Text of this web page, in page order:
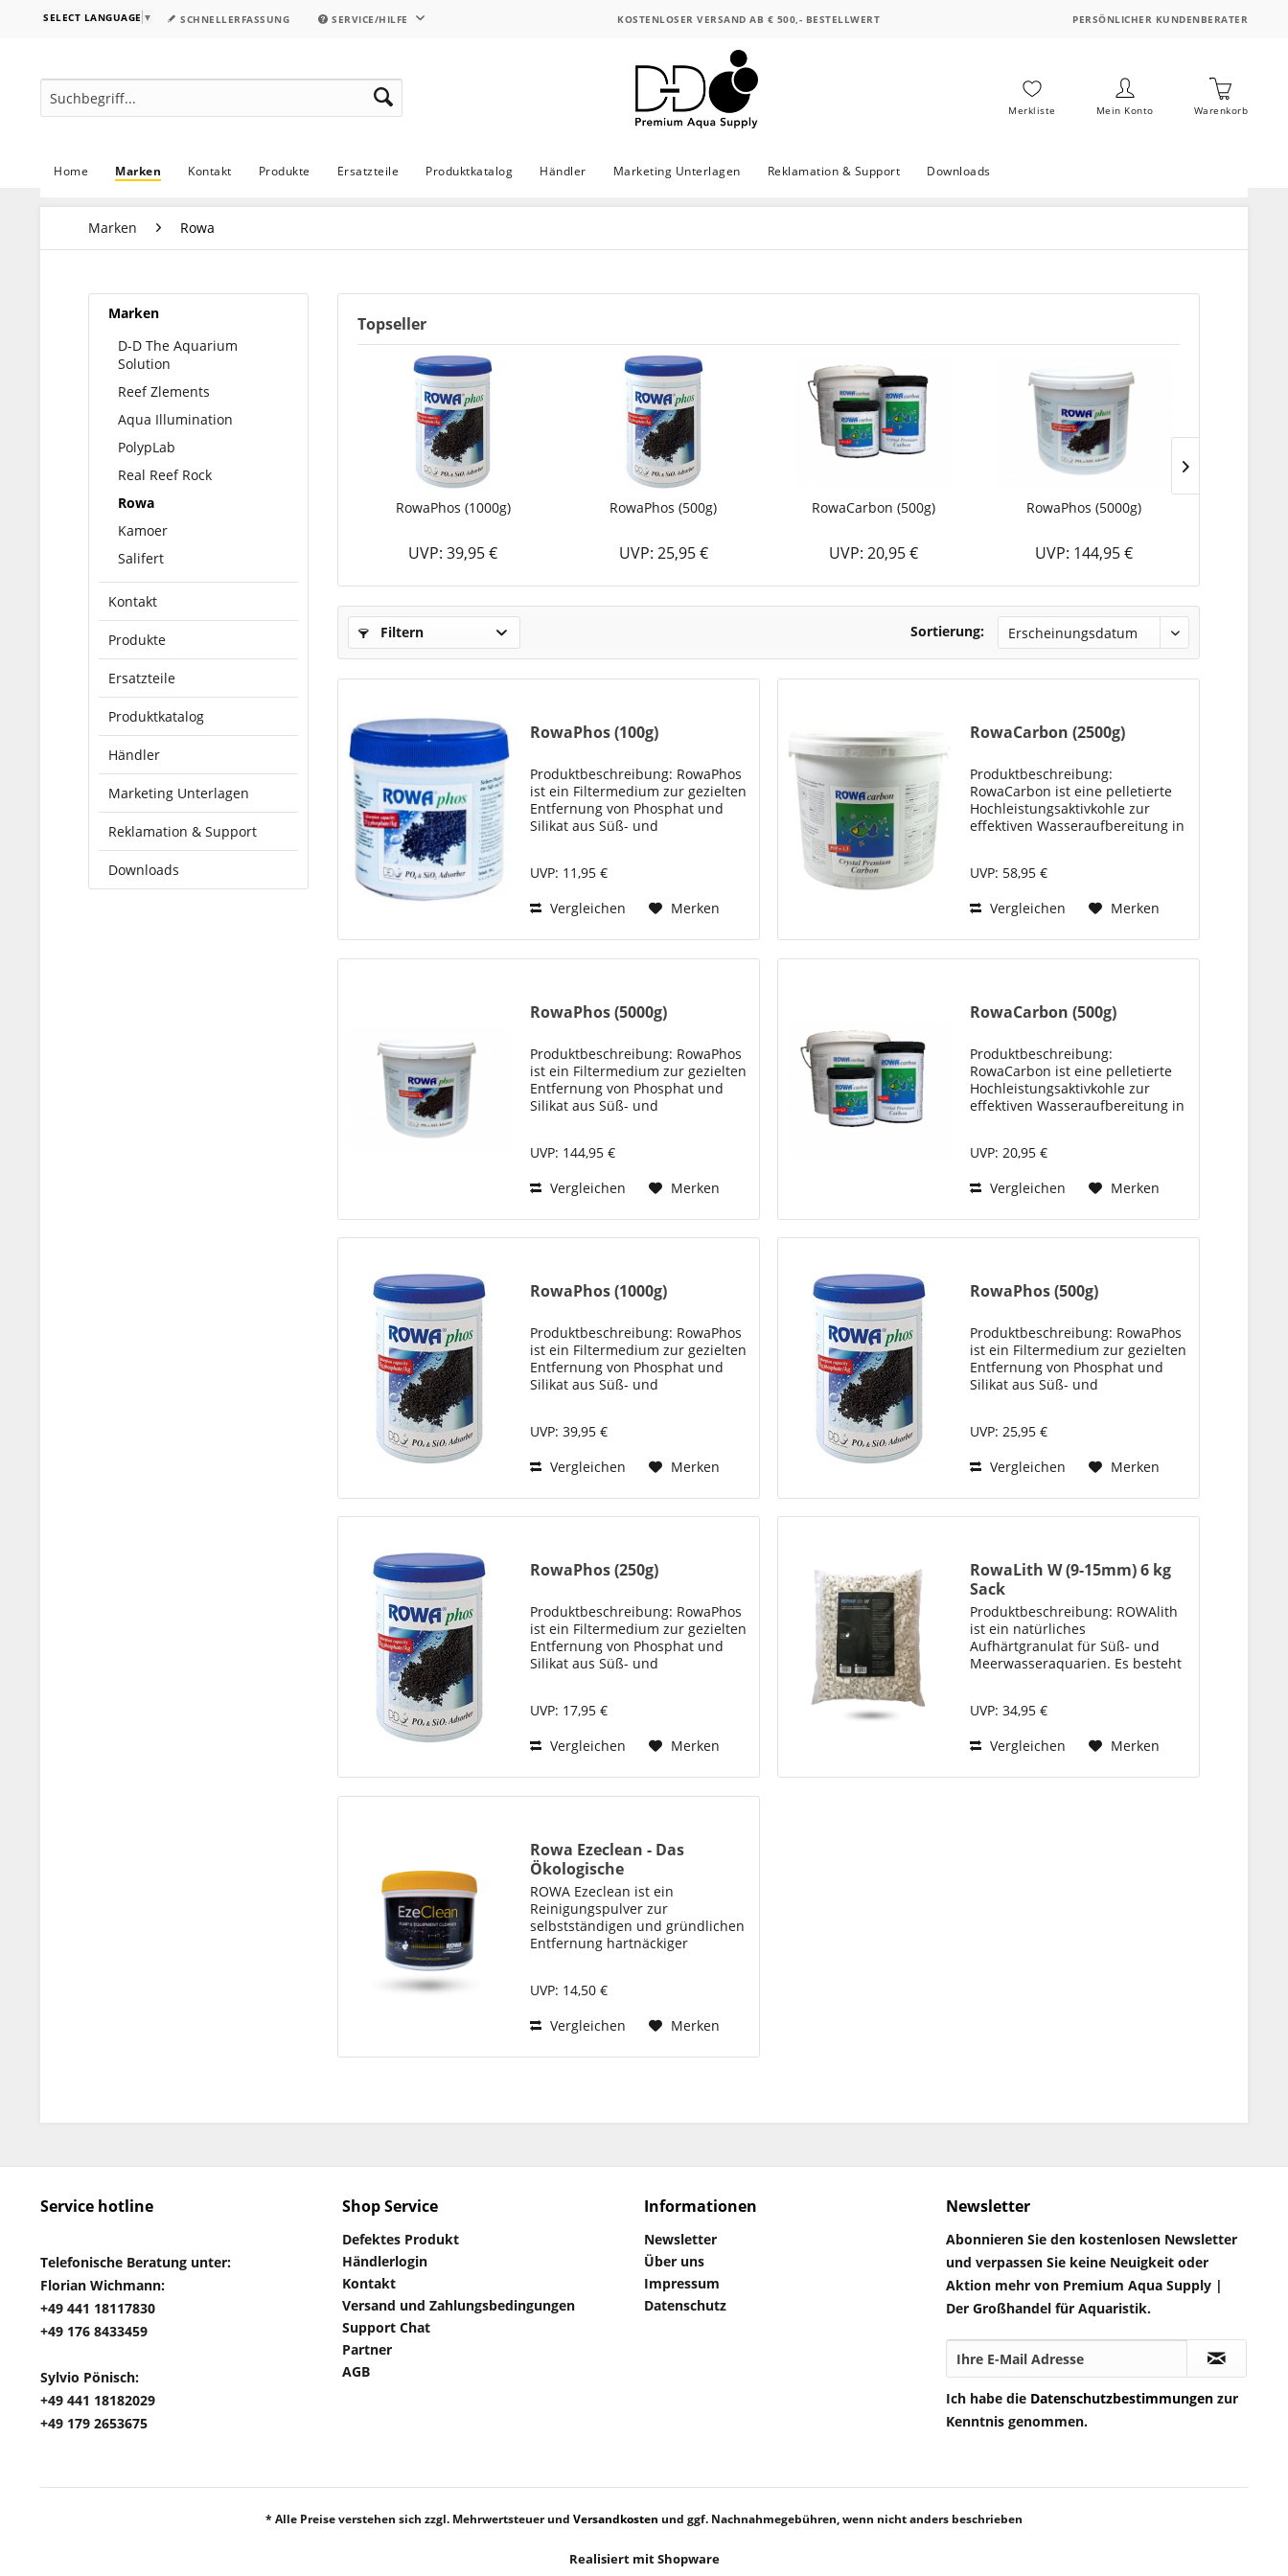
SELECT LANGUAGE ▼ SCHNELLERFASSUNG SERVICE/HILFE KOSTENLOSER VERSAND AB € 500,- BESTELLWERT PERSÖNLICHER KUNDENBERATER
Merkliste Mein Konto Warenkorb
Home Marken Kontakt Produkte Ersatzteile Produktkatalog Händler Marketing Unterlagen Reklamation & Support Downloads
Marken Rowa
Marken
D-D The Aquarium
Solution
Reef Zlements
Aqua Illumination
PolypLab
Real Reef Rock
Rowa
Kamoer
Salifert
Kontakt
Produkte
Ersatzteile
Produktkatalog
Händler
Marketing Unterlagen
Reklamation & Support
Downloads
Topseller
RowaPhos (1000g)
UVP: 39,95 €
RowaPhos (500g)
UVP: 25,95 €
RowaCarbon (500g)
UVP: 20,95 €
RowaPhos (5000g)
UVP: 144,95 €
Filtern Sortierung:
RowaPhos (100g)
Produktbeschreibung: RowaPhos
ist ein Filtermedium zur gezielten
Entfernung von Phosphat und
Silikat aus Süß- und
Reduzierung unerwünschter
Algenwachstum...
UVP: 11,95 €
Vergleichen
Merken
RowaCarbon (2500g)
Produktbeschreibung:
RowaCarbon ist eine pelletierte
Hochleistungsaktivkohle zur
effektiven Wasseraufbereitung in
besonders hohe Reinheit und
aus...
UVP: 58,95 €
Vergleichen
Merken
RowaPhos (5000g)
Produktbeschreibung: RowaPhos
ist ein Filtermedium zur gezielten
Entfernung von Phosphat und
Silikat aus Süß- und
Reduzierung unerwünschter
Algenwachstum...
UVP: 144,95 €
Vergleichen
Merken
RowaCarbon (500g)
Produktbeschreibung:
RowaCarbon ist eine pelletierte
Hochleistungsaktivkohle zur
effektiven Wasseraufbereitung in
besonders hohe Reinheit und
aus...
UVP: 20,95 €
Vergleichen
Merken
RowaPhos (1000g)
Produktbeschreibung: RowaPhos
ist ein Filtermedium zur gezielten
Entfernung von Phosphat und
Silikat aus Süß- und
Reduzierung unerwünschter
Algenwachstum...
UVP: 39,95 €
Vergleichen
Merken
RowaPhos (500g)
Produktbeschreibung: RowaPhos
ist ein Filtermedium zur gezielten
Entfernung von Phosphat und
Silikat aus Süß- und
Reduzierung unerwünschter
Algenwachstum...
UVP: 25,95 €
Vergleichen
Merken
RowaPhos (250g)
Produktbeschreibung: RowaPhos
ist ein Filtermedium zur gezielten
Entfernung von Phosphat und
Silikat aus Süß- und
Reduzierung unerwünschter
Algenwachstum...
UVP: 17,95 €
Vergleichen
Merken
RowaLith W (9-15mm) 6 kg
Sack
Produktbeschreibung: ROWAlith
ist ein natürliches
Aufhärtgranulat für Süß- und
Meerwasseraquarien. Es besteht
natürlichen Jura- und Devon-
ROWAlith...
UVP: 34,95 €
Vergleichen
Merken
Rowa Ezeclean - Das
Ökologische
Entkalkungsmittel
ROWA Ezeclean ist ein
Reinigungspulver zur
selbstständigen und gründlichen
Entfernung hartnäckiger
Pumpen, Schläuche, Abschäumer,
Reinigung älterer Aquarien....
UVP: 14,50 €
Vergleichen
Merken
Service hotline
Telefonische Beratung unter:
Florian Wichmann:
+49 441 18117830
+49 176 8433459
Sylvio Pönisch:
+49 441 18182029
+49 179 2653675
Shop Service
Defektes Produkt
Händlerlogin
Kontakt
Versand und Zahlungsbedingungen
Support Chat
Partner
AGB
Informationen
Newsletter
Über uns
Impressum
Datenschutz
Newsletter
Abonnieren Sie den kostenlosen Newsletter
und verpassen Sie keine Neuigkeit oder
Aktion mehr von Premium Aqua Supply |
Der Großhandel für Aquaristik.
Ich habe die Datenschutzbestimmungen zur
Kenntnis genommen.
* Alle Preise verstehen sich zzgl. Mehrwertsteuer und Versandkosten und ggf. Nachnahmegebühren, wenn nicht anders beschrieben
Realisiert mit Shopware